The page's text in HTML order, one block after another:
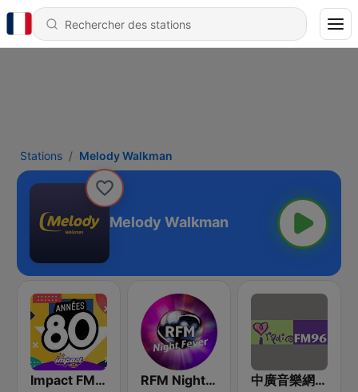
Stations Melody Walkman
Melody Walkman
Impact FM - Années 80 RFM Night Fever 中廣音樂網 i Radio FM96.3